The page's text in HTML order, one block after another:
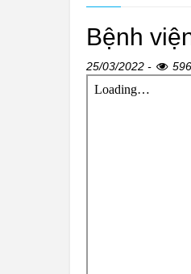
Bệnh
25/03/2022 - 596